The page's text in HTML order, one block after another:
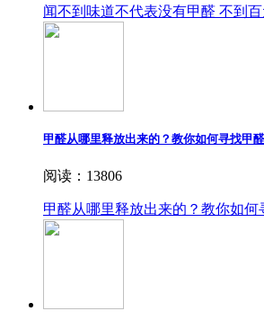
闻不到味道不代表没有甲醛 不到
甲醛从哪里释放出来的？教你如何寻找甲
阅读：13806
甲醛从哪里释放出来的？教你如何